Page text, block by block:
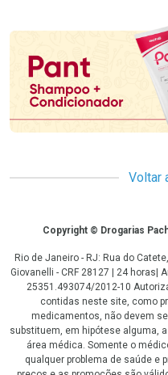
Voltar
CopyrightCopyright © Drogarias
Rio de Janeiro - RJ: Rua do
Giovanelli - CRF 28127 | 24 horas|
25351.493074/2012-10
contidas neste site, como
medicamentos, não devem
substituem, em hipótese alguma,
área médica. Somente o
qualquer problema de saúde e